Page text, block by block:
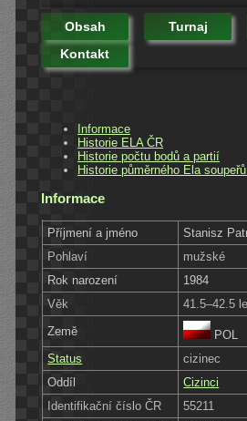
Obsah Turnaj
Kontakt
Informace
Historie ELA ČR
Historie počtu bodů a partií
Historie půměrného Ela
Informace
Příjmení a jméno
Stanisz
Pohlaví
mužské
Rok narození
1984
Věk
41.5–42.5
Země
POL
Status
cizinec
Oddíl
Cizinci
Identifikační číslo ČR
55211